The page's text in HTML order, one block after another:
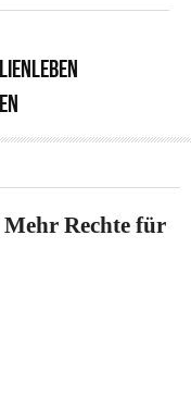
Rechte für